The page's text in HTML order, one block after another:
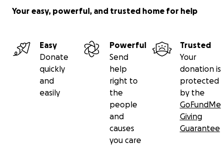
Your easy, powerful, and trusted home for help
Easy
Donate
quickly
and
easily
Powerful
Send
help
right to
the
people
and
causes
you care
Trusted
Your
donation is
protected
by the
GoFundMe
Giving
Guarantee